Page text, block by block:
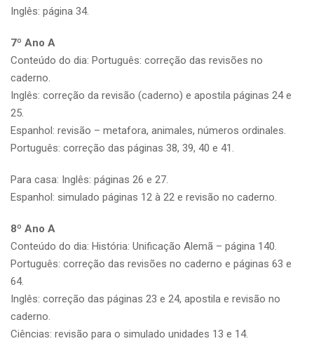
Inglês: página 34.
7º Ano A
Conteúdo do dia: Português: correção das revisões no
caderno.
Inglês: correção da revisão (caderno) e apostila páginas 24 e
25.
Espanhol: revisão – metafora, animales, números ordinales.
Português: correção das páginas 38, 39, 40 e 41.
Para casa: Inglês: páginas 26 e 27.
Espanhol: simulado páginas 12 à 22 e revisão no caderno.
8º Ano A
Conteúdo do dia: História: Unificação Alemã – página 140.
Português: correção das revisões no caderno e páginas 63 e
64.
Inglês: correção das páginas 23 e 24, apostila e revisão no
caderno.
Ciências: revisão para o simulado unidades 13 e 14.